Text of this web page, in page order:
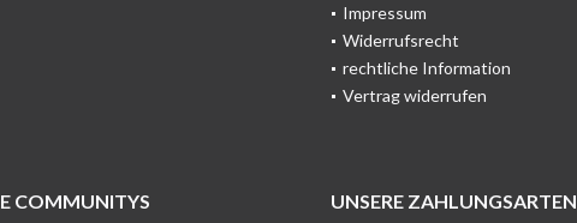
Impressum
Widerrufsrecht
rechtliche Information
Vertrag widerrufen
COMMUNITYS UNSERE ZAHLUNGSARTEN